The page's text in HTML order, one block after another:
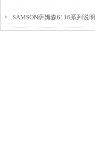
SAMSON萨姆森6116系列说明